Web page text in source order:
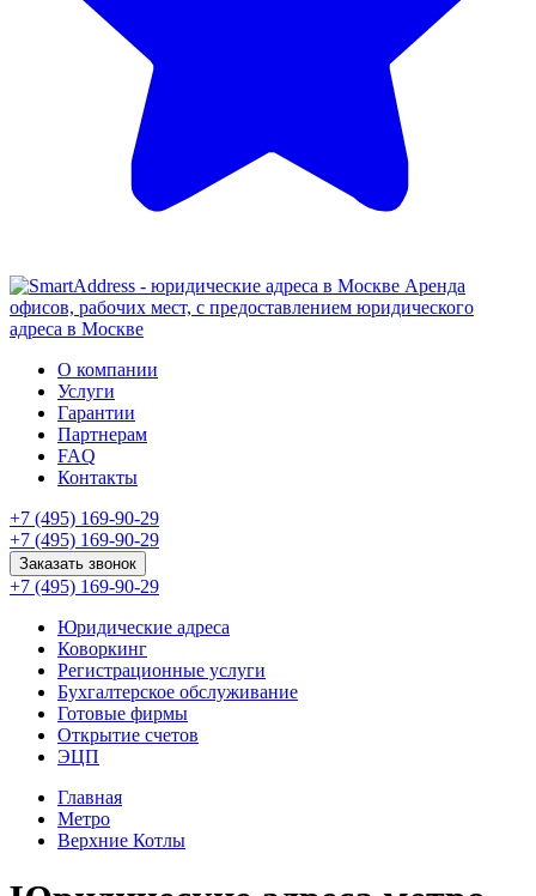
Аренда
офисов, рабочих мест, с предоставлением юридического
адреса в Москве
О компании
Услуги
Гарантии
Партнерам
FAQ
Контакты
+7 (495) 169-90-29
+7 (495) 169-90-29
Заказать звонок
+7 (495) 169-90-29
Юридические адреса
Коворкинг
Регистрационные услуги
Бухгалтерское обслуживание
Готовые фирмы
Открытие счетов
ЭЦП
Главная
Метро
Верхние Котлы